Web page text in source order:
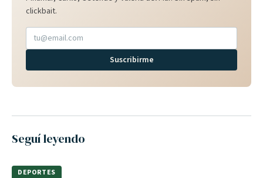
clickbait.
Suscribirme
Seguí leyendo
DEPORTES